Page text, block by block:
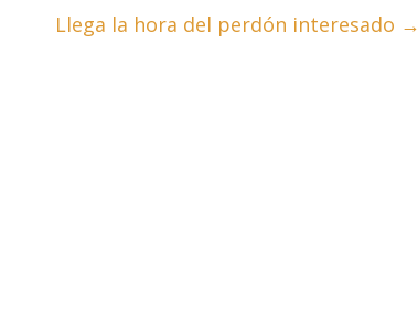
Llega la hora del perdón interesado →